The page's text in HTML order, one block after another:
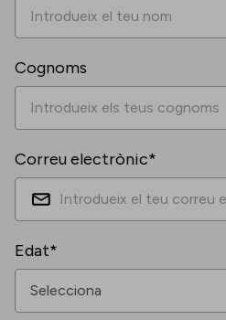
Cognoms
Correu electrònic*
Edat*